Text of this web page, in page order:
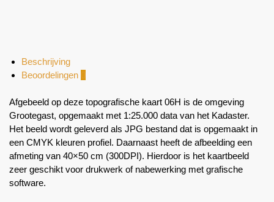
Beschrijving
Beoordelingen 0
Afgebeeld op deze topografische kaart 06H is de omgeving
Grootegast, opgemaakt met 1:25.000 data van het Kadaster.
Het beeld wordt geleverd als JPG bestand dat is opgemaakt in
een CMYK kleuren profiel. Daarnaast heeft de afbeelding een
afmeting van 40×50 cm (300DPI). Hierdoor is het kaartbeeld
zeer geschikt voor drukwerk of nabewerking met grafische
software.